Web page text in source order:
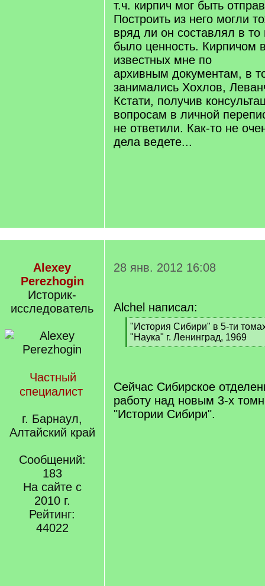
т.ч. кирпич мог быть
Построить из него могли
вряд ли он составлял в
было ценность. Кирпичом
известных мне по
архивным документам, в
занимались Хохлов,
Кстати, получив
вопросам в личной
не ответили. Как-то не
дела ведете...
Alexey
Perezhogin
Историк-
исследователь
Частный
специалист
г. Барнаул,
Алтайский край
Сообщений:
183
На сайте с
2010 г.
Рейтинг:
44022
28 янв. 2012 16:08
Alchel написал:
[
q
]
"История Сибири" в 5-ти
"Наука" г. Ленинград, 1969
[
]
Сейчас Сибирское
работу над новым 3-х
"Истории Сибири".